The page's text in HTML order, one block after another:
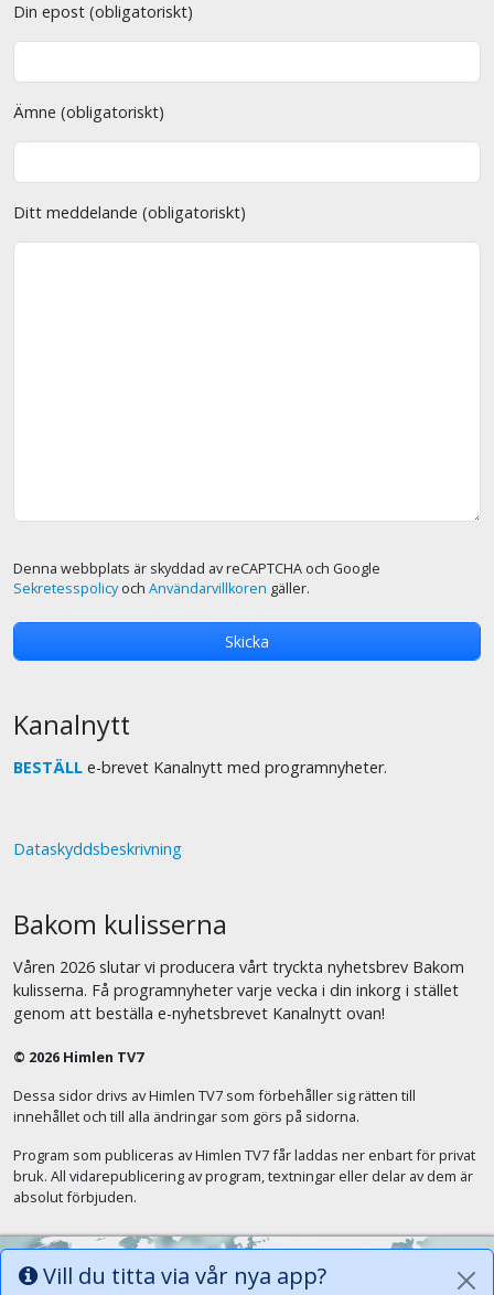
Din epost (obligatoriskt)
Ämne (obligatoriskt)
Ditt meddelande (obligatoriskt)
Denna webbplats är skyddad av reCAPTCHA och Google
Sekretesspolicyoch Användarvillkoren gäller.
Kanalnytt
BESTÄLL e-brevet Kanalnytt med programnyheter.
Dataskyddsbeskrivning
Bakom kulisserna
Våren 2026 slutar vi producera vårt tryckta nyhetsbrev Bakom
kulisserna. Få programnyheter varje vecka i din inkorg i stället
genom att beställa e-nyhetsbrevet Kanalnytt ovan!
Vill du titta via vår nya app?
© 2026 Himlen TV7
Dessa sidor drivs av Himlen TV7 som förbehåller sig rätten till
innehållet och till alla ändringar som görs på sidorna.
Program som publiceras av Himlen TV7 får laddas ner enbart för privat
bruk. All vidarepublicering av program, textningar eller delar av dem är
absolut förbjuden.